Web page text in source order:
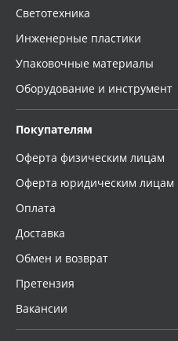
Светотехника
Инженерные пластики
Упаковочные материалы
Оборудование и инструмент
Покупателям
Оферта физическим лицам
Оферта юридическим лицам
Оплата
Доставка
Обмен и возврат
Претензия
Вакансии